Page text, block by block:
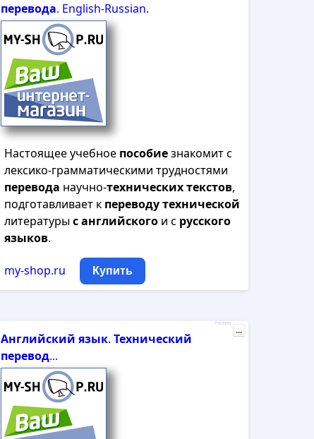
перевода. English-Russian.
Настоящее учебное пособиезнакомит с
лексико-грамматическими трудностями
перевода научно-техническихтекстов,
подготавливает к переводутехнической
литературысанглийского и с русского
языков.
my-shop.ru Купить
Английский язык.Технический
перевод...
Реклама
...